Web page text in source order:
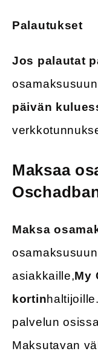
Palautukset
Jos palautat
päivän
Maksaa
Maksa
asiakkaille,My
kortin
palvelun
Maksutavan